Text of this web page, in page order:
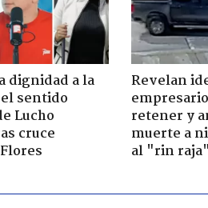
dignidad a la
sentido
Lucho
cruce
Revelan
retener y
muerte a
al "rin raja"